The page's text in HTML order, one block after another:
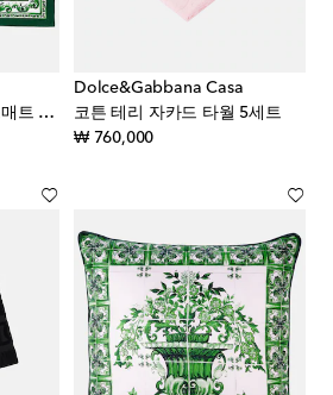
Majolica 리넨 플레이스매트 & 냅킨 세트
Dolce&Gabbana Casa
코튼 테리 자카드 타월 5세트
₩ 760,000original price